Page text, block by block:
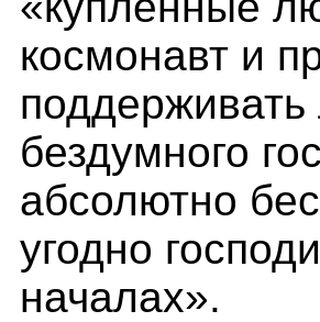
космонавт и
бездумного
абсолютно
угодно
началах».